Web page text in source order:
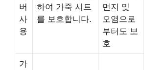
버
사
용
하여 가죽 시트
를 보호합니다.
먼지 및
오염으로
부터도 보
호
가